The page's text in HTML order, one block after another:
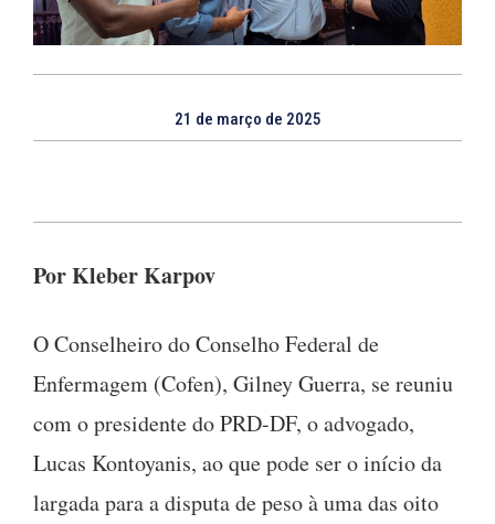
21 de março de 2025
Por Kleber Karpov
O Conselheiro do Conselho Federal de
Enfermagem (Cofen), Gilney Guerra, se reuniu
com o presidente do PRD-DF, o advogado,
Lucas Kontoyanis, ao que pode ser o início da
largada para a disputa de peso à uma das oito